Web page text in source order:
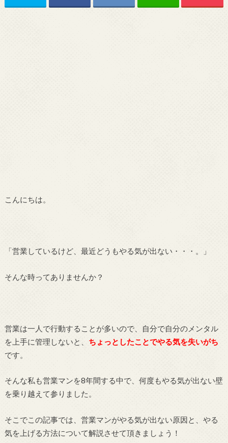
こんにちは。
「営業しているけど、最近どうもやる気が出ない・・・。」
そんな時ってありませんか？
営業は一人で行動することが多いので、自分で自分のメンタル
を上手に管理しないと、 ちょっとしたことでやる気を失いがち
です。
そんな私も営業マンを8年間する中で、何度もやる気が出ない壁
を乗り越えて参りました。
そこでこの記事では、営業マンがやる気が出ない原因と、やる
気を上げる方法について解説させて頂きましょう！